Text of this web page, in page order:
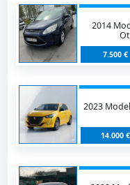
2014
7.500 €
2023
14.000 €